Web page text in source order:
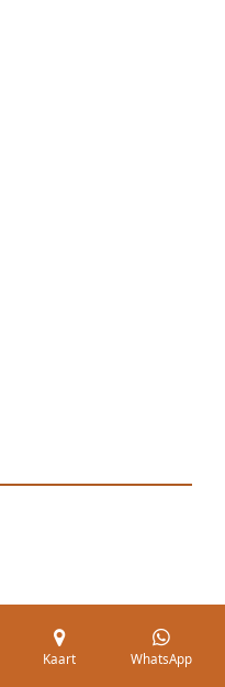
Kaart WhatsApp